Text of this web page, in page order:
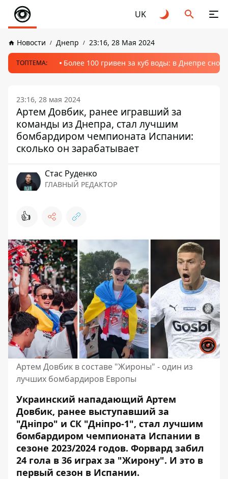
UK
Новости Днепр 23:16, 28 Мая 2024
ТОПТЕМА: Более 100 гривен за куб воды: в Днепре
23:16, 28 мая 2024
Артем Довбик, ранее игравший за
команды из Днепра, стал лучшим
бомбардиром чемпионата Испании:
сколько он зарабатывает
Стаc Руденко
ГЛАВНЫЙ РЕДАКТОР
👍
Артем Довбик в составе "Жироны" - один из
лучших бомбардиров Европы
Украинский нападающий Артем
Довбик, ранее выступавший за
"Дніпро" и СК "Дніпро-1", стал лучшим
бомбардиром чемпионата Испании в
сезоне 2023/2024 годов. Форвард забил
24 гола в 36 играх за "Жирону". И это в
первый сезон в Испании.